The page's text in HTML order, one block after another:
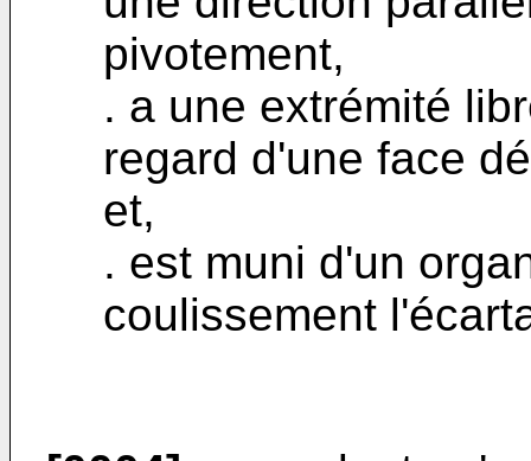
pivotement,
. a une extrémité
regard d'une face
et,
. est muni d'un
coulissement